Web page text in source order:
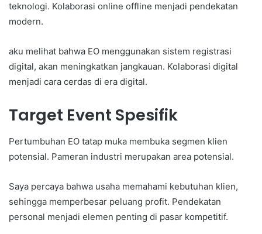
teknologi. Kolaborasi online offline menjadi pendekatan
modern.
aku melihat bahwa EO menggunakan sistem registrasi
digital, akan meningkatkan jangkauan. Kolaborasi digital
menjadi cara cerdas di era digital.
Target Event Spesifik
Pertumbuhan EO tatap muka membuka segmen klien
potensial. Pameran industri merupakan area potensial.
Saya percaya bahwa usaha memahami kebutuhan klien,
sehingga memperbesar peluang profit. Pendekatan
personal menjadi elemen penting di pasar kompetitif.